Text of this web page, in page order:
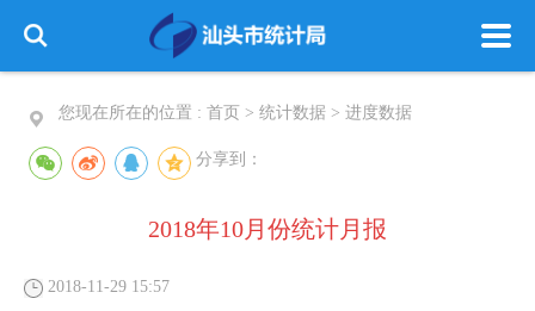
您现在所在的位置 : 首页 > 统计数据 > 进度数据
分享到：
2018年10月份统计月报
2018-11-29 15:57